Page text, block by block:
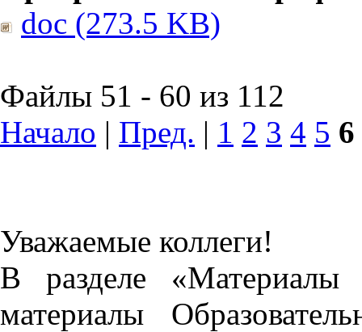
doc (273.5 KB)
Файлы 51 - 60 из 112
Начало | Пред. | 1 2 3 4 5 6
Уважаемые коллеги!
В разделе «Материалы
материалы